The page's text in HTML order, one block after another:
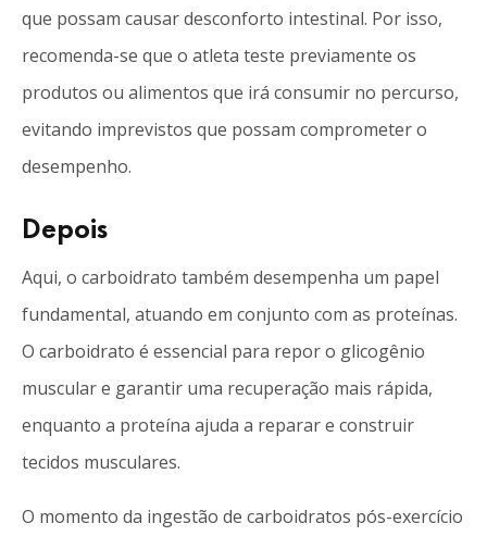
que possam causar desconforto intestinal. Por isso,
recomenda-se que o atleta teste previamente os
produtos ou alimentos que irá consumir no percurso,
evitando imprevistos que possam comprometer o
desempenho.
Depois
Aqui, o carboidrato também desempenha um papel
fundamental, atuando em conjunto com as proteínas.
O carboidrato é essencial para repor o glicogênio
muscular e garantir uma recuperação mais rápida,
enquanto a proteína ajuda a reparar e construir
tecidos musculares.
O momento da ingestão de carboidratos pós-exercício